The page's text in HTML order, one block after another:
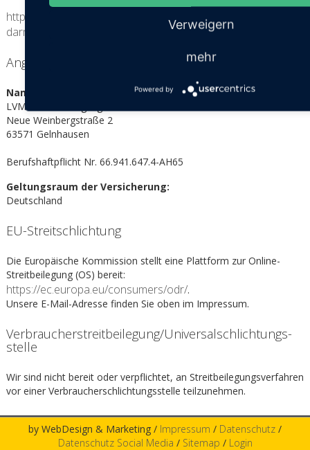
https://rp-
darmstadt.hessen.de/planung/verkehr/
Angaben zur Berufs­haftpflicht­versicherung
Name und Sitz des Versicherers:
LVM Versicherungsagentur
Neue Weinbergstraße 2
63571 Gelnhausen
Berufshaftpflicht Nr. 66.941.647.4-AH65
Geltungsraum der Versicherung:
Deutschland
EU-Streitschlichtung
Die Europäische Kommission stellt eine Plattform zur Online-
Streitbeilegung (OS) bereit:
https://ec.europa.eu/consumers/odr/.
Unsere E-Mail-Adresse finden Sie oben im Impressum.
Verbraucher­streit­beilegung/Universal­schlichtungs­
stelle
Wir sind nicht bereit oder verpflichtet, an Streitbeilegungsverfahren
vor einer Verbraucherschlichtungsstelle teilzunehmen.
by WebDesign & Marketing / Impressum / Datenschutz /
Datenschutz Social Media / Sitemap / Login
Verweigern
mehr
Powered by